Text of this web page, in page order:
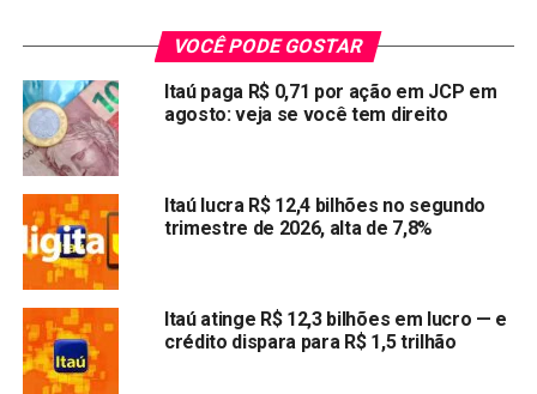
mercado.
A compra será feita em três etapas ao longo de quatro
anos. Na primeira, a ser realizada na data de fechamento
do negócio, o Itaú comprará 51 por cento do capital total e
votante da Zup1 pelo valor aproximado de 293 milhões de
reais, passando a deter o controle da companhia.
No terceiro ano após o fechamento da operação, o banco
comprará participação adicional de 19,6 por cento e no
quarto ano, o Itaú adquirirá a parcela restante dos
acionistas, passando a deter 100% da empresa.
VOCÊ PODE GOSTAR
Itaú paga R$ 0,71 por ação em JCP em
agosto: veja se você tem direito
Itaú lucra R$ 12,4 bilhões no segundo
trimestre de 2026, alta de 7,8%
Itaú atinge R$ 12,3 bilhões em lucro — e
crédito dispara para R$ 1,5 trilhão